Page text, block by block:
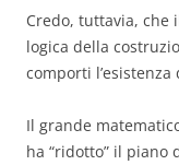
Credo, tuttavia, che
logica della
comporti l’esistenza
Il grande
ha “ridotto” il piano